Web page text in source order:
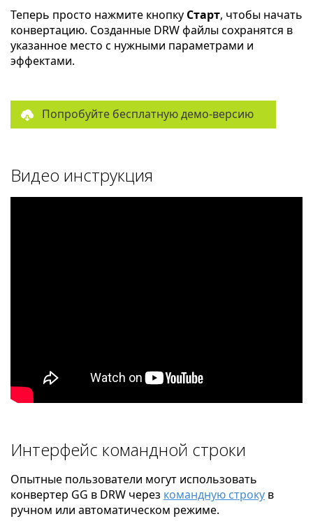
Теперь просто нажмите кнопку Старт, чтобы начать
конвертацию. Созданные DRW файлы сохранятся в
указанное место с нужными параметрами и
эффектами.
Попробуйте бесплатную демо-версию
Видео инструкция
Интерфейс командной строки
Опытные пользователи могут использовать
конвертер GG в DRW через командную строку в
ручном или автоматическом режиме.